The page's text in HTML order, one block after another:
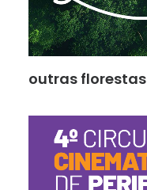
outras florestas